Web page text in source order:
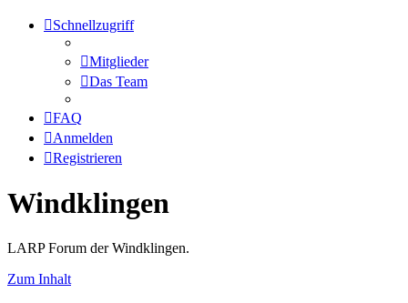
Schnellzugriff
Mitglieder
Das Team
FAQ
Anmelden
Registrieren
Windklingen
LARP Forum der Windklingen.
Zum Inhalt